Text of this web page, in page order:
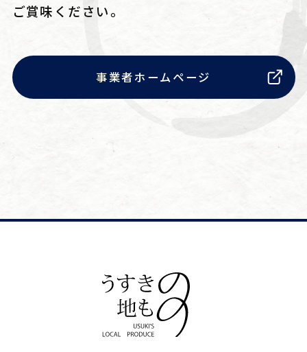
ご賞味ください。
事業者ホームページ